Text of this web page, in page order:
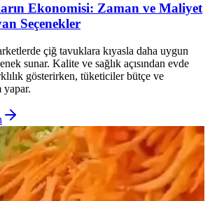
Ekonomisi: Zaman ve Maliyet
Seçenekler
çiğ tavuklara kıyasla daha uygun
sunar. Kalite ve sağlık açısından evde
gösterirken, tüketiciler bütçe ve
yapar.